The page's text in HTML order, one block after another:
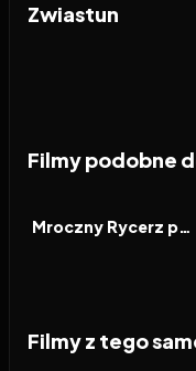
Zwiastun
Filmy podobne
FILM Mroczny Rycerz powstaje
Filmy z tego